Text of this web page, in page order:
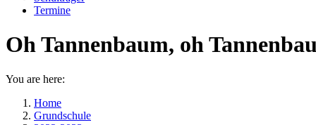
Termine
Oh Tannenbaum, oh
You are here:
Home
Grundschule